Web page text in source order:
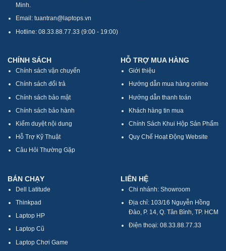
Minh.
Email: tuantran@laptops.vn
Hotline: 08.33.88.77.33 (9:00 - 19:00)
CHÍNH SÁCH
Chính sách vận chuyển
Chính sách đổi trả
Chính sách bảo mật
Chính sách bảo hành
Kiểm duyệt nội dung
Hỗ Trợ Kỹ Thuật
Câu Hỏi Thường Gặp
HỖ TRỢ MUA HÀNG
Giới thiệu
Hướng dẫn mua hàng online
Hướng dẫn thanh toán
Khách hàng tin mua
Chính Sách Khui Hộp Sản Phẩm
Quy Chế Hoạt Động Website
BÁN CHẠY
Dell Latitude
Thinkpad
Laptop HP
Laptop Cũ
Laptop Chơi Game
LIÊN HỆ
Chi nhánh: Showroom
Địa chỉ: 103/16 Nguyễn Hồng
Đào, P. 14, Q. Tân Bình, TP. HCM
Điện thoại: 08.33.88.77.33